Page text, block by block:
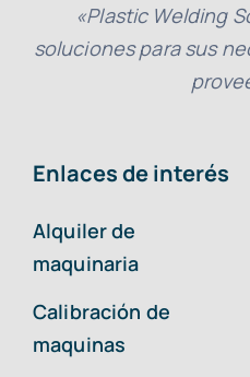
«Plastic Welding
soluciones para sus
Enlaces de interés
Alquiler de
maquinaria
Calibración de
maquinas